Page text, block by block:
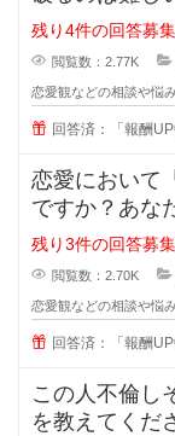
いうとちょっ
残り4件の回答募集
閲覧数：2.77K
恋愛観などの相談や悩
回答済：「報酬
恋愛において
ですか？あな
づくためのア
残り3件の回答募集
閲覧数：2.70K
恋愛観などの相談や悩
回答済：「報酬
この人不倫し
を教えてくだ